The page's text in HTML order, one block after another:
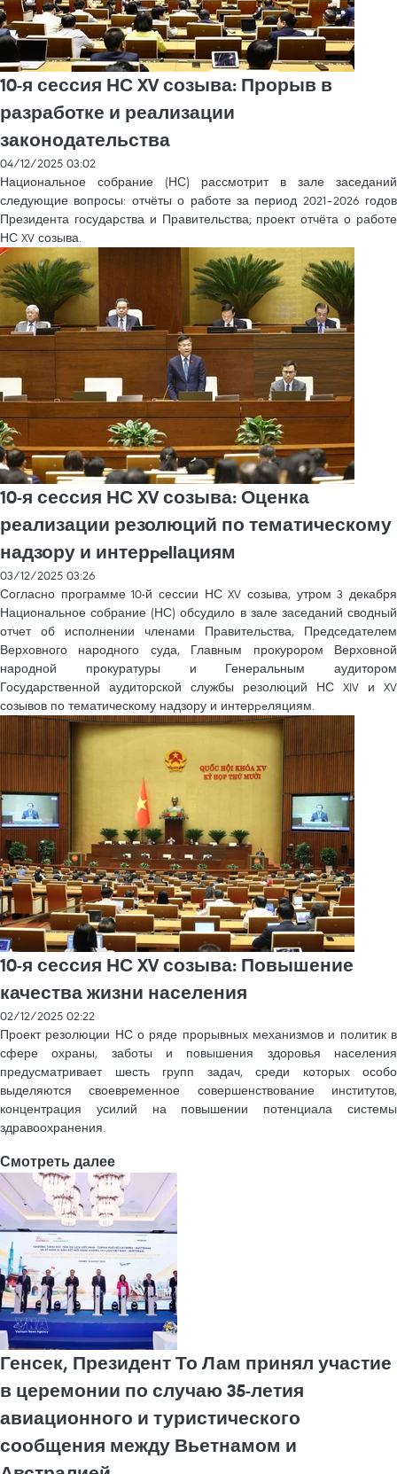
10-я сессия НС XV созыва: Прорыв в
разработке и реализации
законодательства
04/12/2025 03:02
Национальное собрание (НС) рассмотрит в зале заседаний
следующие вопросы: отчёты о работе за период 2021–2026 годов
Президента государства и Правительства; проект отчёта о работе
НС XV созыва.
10-я сессия НС XV созыва: Оценка
реализации резолюций по тематическому
надзору и интерpellациям
03/12/2025 03:26
Согласно программе 10-й сессии НС XV созыва, утром 3 декабря
Национальное собрание (НС) обсудило в зале заседаний сводный
отчет об исполнении членами Правительства, Председателем
Верховного народного суда, Главным прокурором Верховной
народной прокуратуры и Генеральным аудитором
Государственной аудиторской службы резолюций НС XIV и XV
созывов по тематическому надзору и интерpeляциям.
10-я сессия НС XV созыва: Повышение
качества жизни населения
02/12/2025 02:22
Проект резолюции НС о ряде прорывных механизмов и политик в
сфере охраны, заботы и повышения здоровья населения
предусматривает шесть групп задач, среди которых особо
выделяются своевременное совершенствование институтов,
концентрация усилий на повышении потенциала системы
здравоохранения.
Смотреть далее
Генсек, Президент То Лам принял участие
в церемонии по случаю 35-летия
авиационного и туристического
сообщения между Вьетнамом и